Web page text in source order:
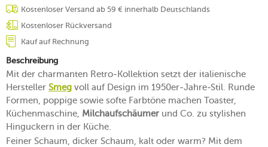
Kostenloser Versand ab 59 € innerhalb Deutschlands
Kostenloser Rückversand
Kauf auf Rechnung
Beschreibung
Mit der charmanten Retro-Kollektion setzt der italienische
Hersteller Smeg voll auf Design im 1950er-Jahre-Stil. Runde
Formen, poppige sowie softe Farbtöne machen Toaster,
Küchenmaschine, Milchaufschäumer und Co. zu stylishen
Hinguckern in der Küche.
Feiner Schaum, dicker Schaum, kalt oder warm? Mit dem